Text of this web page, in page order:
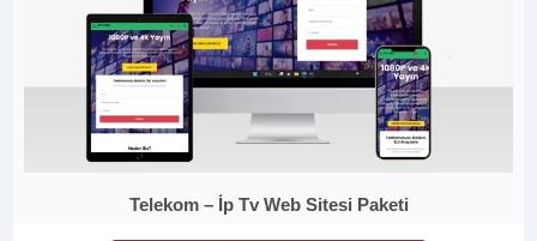
Telekom – İp Tv Web Sitesi Paketi